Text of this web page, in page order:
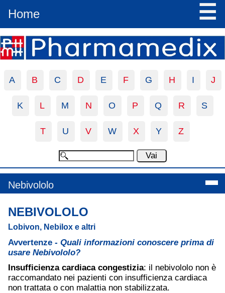
Home ☰
A B C D E F G H I J
K L M N O P Q R S
T U V W X Y Z
Nebivololo
NEBIVOLOLO
Lobivon, Nebilox e altri
Avvertenze - Quali informazioni conoscere prima di
usare Nebivololo?
Insufficienza cardiaca congestizia: il nebivololo non è
raccomandato nei pazienti con insufficienza cardiaca
non trattata o con malattia non stabilizzata.